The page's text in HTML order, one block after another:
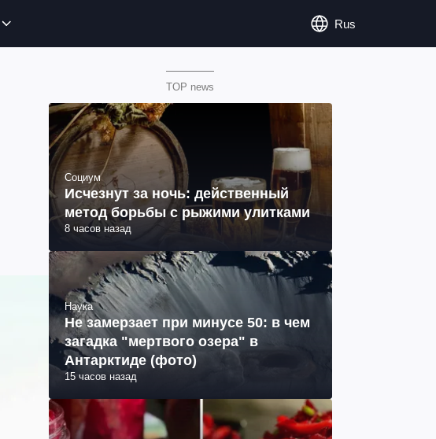
Rus
TOP news
Социум
Исчезнут за ночь: действенный
метод борьбы с рыжими улитками
8 часов назад
Наука
Не замерзает при минусе 50: в чем
загадка "мертвого озера" в
Антарктиде (фото)
15 часов назад